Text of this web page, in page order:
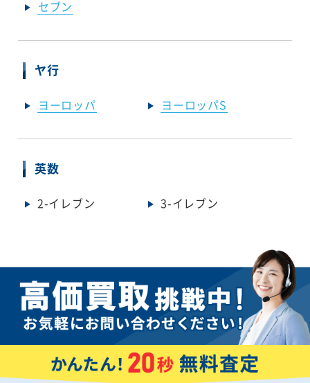
セブン
ヤ行
ヨーロッパ ヨーロッパS
英数
2-イレブン 3-イレブン